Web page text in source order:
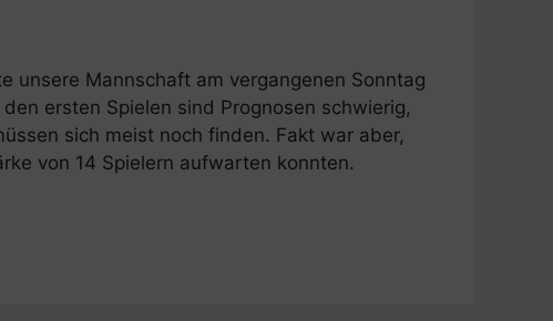
unsere Mannschaft am vergangenen Sonntag
ersten Spielen sind Prognosen schwierig,
sich meist noch finden. Fakt war aber,
von 14 Spielern aufwarten konnten.